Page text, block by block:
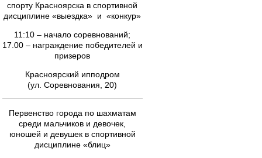
спорту Красноярска в спортивной
дисциплине «выездка» и «конкур»
11:10 – начало соревнований;
17.00 – награждение победителей и
призеров
Красноярский ипподром
(ул. Соревнования, 20)
Первенство города по шахматам
среди мальчиков и девочек,
юношей и девушек в спортивной
дисциплине «блиц»